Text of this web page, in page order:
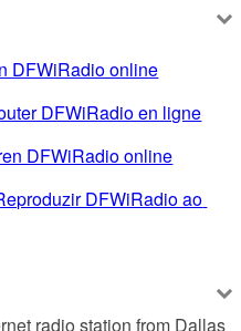
DFWiRadio online
DFWiRadio en ligne
DFWiRadio online
DFWiRadio ao
radio station from Dallas